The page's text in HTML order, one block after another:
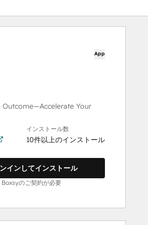
App
Outcome—Accelerate Your
インストール数
10件以上のインストール
インしてインストール
Boxsyのご契約が必要